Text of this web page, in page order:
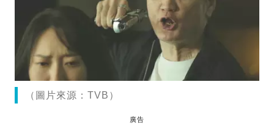
（圖片來源：TVB）
廣告